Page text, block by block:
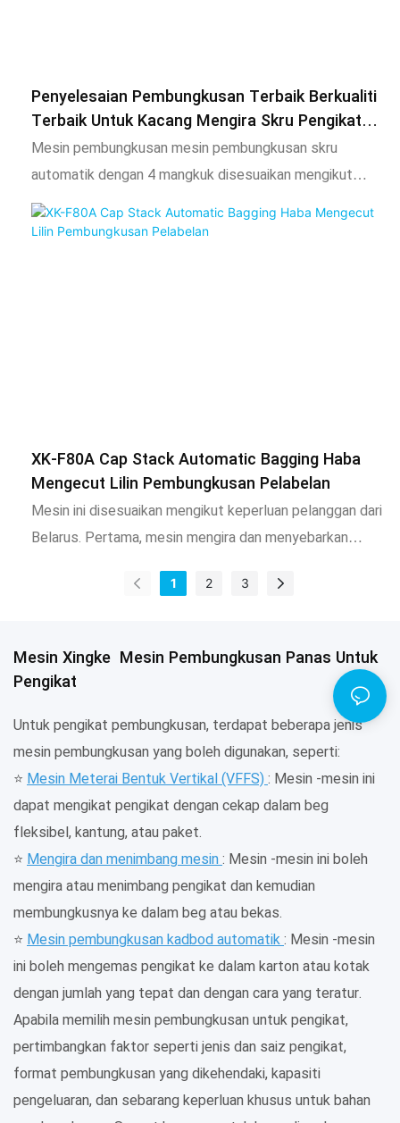
Penyelesaian Pembungkusan Terbaik Berkualiti
Terbaik Untuk Kacang Mengira Skru Pengikat
Perkakasan Perkakasan Mesin Pembungkusan
Bahagian
Mesin pembungkusan mesin pembungkusan skru
automatik dengan 4 mangkuk disesuaikan mengikut
keperluan pelanggan
XK-F80A Cap Stack Automatic Bagging Haba
Mengecut Lilin Pembungkusan Pelabelan
Mesin ini disesuaikan mengikut keperluan pelanggan dari
Belarus. Pertama, mesin mengira dan menyebarkan
setiap kumpulan topi botol secara beransur -ansur
merebut sekumpulan topi botol dan memasukkannya ke
dalam beg untuk pengedap tepi. Kemudian, ia memasuki
relau menyusut haba untuk menyelesaikan proses
termoplastik, dan akhirnya, label dilampirkan。
1 2 3
Mesin Xingke Mesin Pembungkusan Panas Untuk
Pengikat
Untuk pengikat pembungkusan, terdapat beberapa jenis
mesin pembungkusan yang boleh digunakan, seperti:
⭐ Mesin Meterai Bentuk Vertikal (VFFS): Mesin -mesin ini
dapat mengikat pengikat dengan cekap dalam beg
fleksibel, kantung, atau paket.
⭐ Mengira dan menimbang mesin: Mesin -mesin ini boleh
mengira atau menimbang pengikat dan kemudian
membungkusnya ke dalam beg atau bekas.
⭐ Mesin pembungkusan kadbod automatik: Mesin -mesin
ini boleh mengemas pengikat ke dalam karton atau kotak
dengan jumlah yang tepat dan dengan cara yang teratur.
Apabila memilih mesin pembungkusan untuk pengikat,
pertimbangkan faktor seperti jenis dan saiz pengikat,
format pembungkusan yang dikehendaki, kapasiti
pengeluaran, dan sebarang keperluan khusus untuk bahan